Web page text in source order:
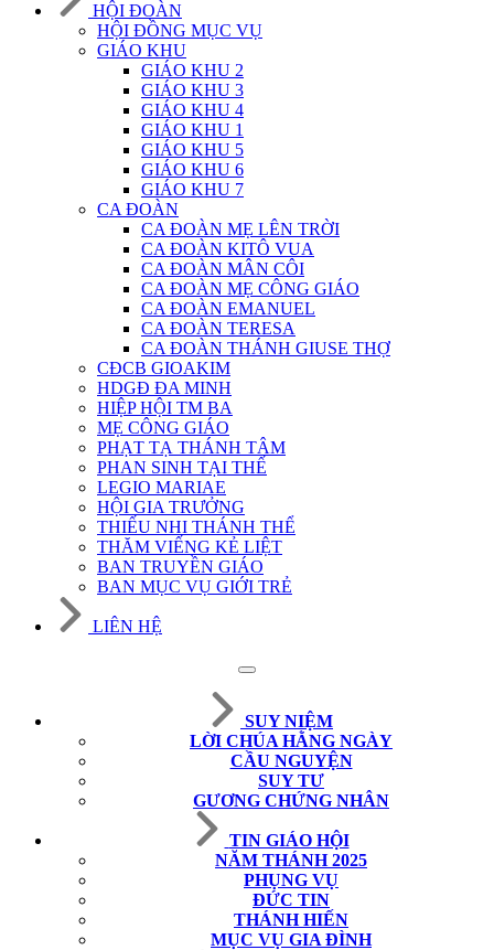
HỘI ĐOÀN
HỘI ĐỒNG MỤC VỤ
GIÁO KHU
GIÁO KHU 2
GIÁO KHU 3
GIÁO KHU 4
GIÁO KHU 1
GIÁO KHU 5
GIÁO KHU 6
GIÁO KHU 7
CA ĐOÀN
CA ĐOÀN MẸ LÊN TRỜI
CA ĐOÀN KITÔ VUA
CA ĐOÀN MÂN CÔI
CA ĐOÀN MẸ CÔNG GIÁO
CA ĐOÀN EMANUEL
CA ĐOÀN TERESA
CA ĐOÀN THÁNH GIUSE THỢ
CĐCB GIOAKIM
HDGĐ ĐA MINH
HIỆP HỘI TM BA
MẸ CÔNG GIÁO
PHẠT TẠ THÁNH TÂM
PHAN SINH TẠI THẾ
LEGIO MARIAE
HỘI GIA TRƯỞNG
THIẾU NHI THÁNH THỂ
THĂM VIẾNG KẺ LIỆT
BAN TRUYỀN GIÁO
BAN MỤC VỤ GIỚI TRẺ
LIÊN HỆ
SUY NIỆM
LỜI CHÚA HẰNG NGÀY
CẦU NGUYỆN
SUY TƯ
GƯƠNG CHỨNG NHÂN
TIN GIÁO HỘI
NĂM THÁNH 2025
PHỤNG VỤ
ĐỨC TIN
THÁNH HIẾN
MỤC VỤ GIA ĐÌNH